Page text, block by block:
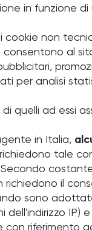
in funzione di
non
al
per analisi
quelli ad essi
in Italia,
tale
il
sono
IP)
riferimento